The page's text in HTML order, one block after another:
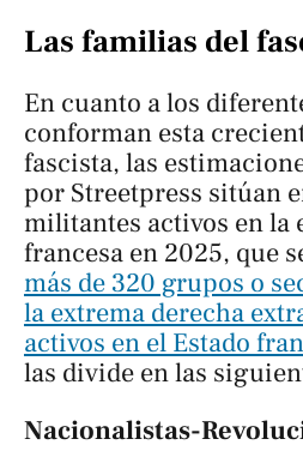
Las familias del
En cuanto a los
conforman esta
fascista, las
por Streetpress sitúan
militantes activos en la
francesa en 2025, que
más de 320 grupos o
la extrema derecha
activos en el Estado
las divide en las
Nacionalistas-